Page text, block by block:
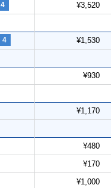
4 ¥3,520
4 ¥1,530
¥930
¥1,170
¥480
¥170
¥1,000